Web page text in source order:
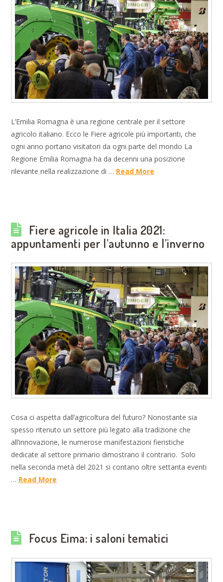
L’Emilia Romagna è una regione centrale per il settore
agricolo italiano. Ecco le Fiere agricole più importanti, che
ogni anno portano visitatori da ogni parte del mondo La
Regione Emilia Romagna ha da decenni una posizione
rilevante nella realizzazione di … Read More
Fiere agricole in Italia 2021:
appuntamenti per l’autunno e l’inverno
Cosa ci aspetta dall’agricoltura del futuro? Nonostante sia
spesso ritenuto un settore più legato alla tradizione che
all’innovazione, le numerose manifestazioni fieristiche
dedicate al settore primario dimostrano il contrario. Solo
nella seconda metà del 2021 si contano oltre settanta eventi
… Read More
Focus Eima: i saloni tematici